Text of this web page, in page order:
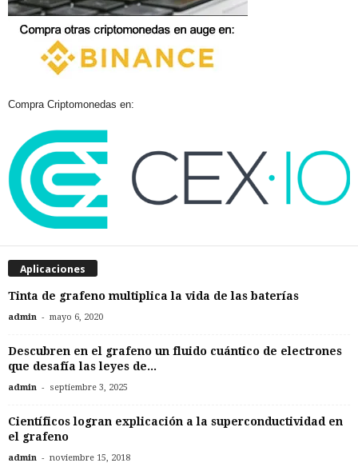
Compra Criptomonedas en:
Aplicaciones
Tinta de grafeno multiplica la vida de las baterías
admin - mayo 6, 2020
Descubren en el grafeno un fluido cuántico de electrones
que desafía las leyes de...
admin - septiembre 3, 2025
Científicos logran explicación a la superconductividad en
el grafeno
admin - noviembre 15, 2018